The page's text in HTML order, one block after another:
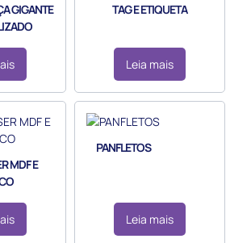
GIGANTE
TAG E ETIQUETA
Leia mais
MDF E
PANFLETOS
Leia mais